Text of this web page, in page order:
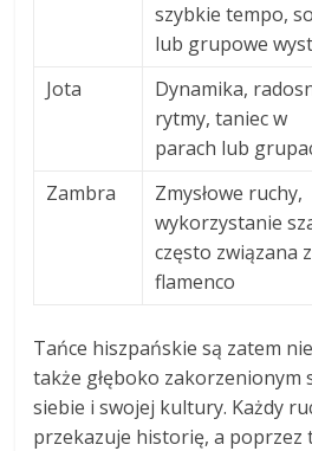
szybkie tempo,
lub grupowe
Jota
Dynamika,
rytmy, taniec w
parach lub
Zambra
Zmysłowe ruchy,
wykorzystanie
często związana z
flamenco
Tańce hiszpańskie są zatem
także głęboko zakorzenionym
siebie i swojej kultury. Każdy
przekazuje historię, a poprzez